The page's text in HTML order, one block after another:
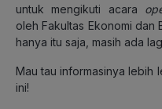
untuk mengikuti acara
oleh Fakultas Ekonomi dan
hanya itu saja, masih ada
Mau tau informasinya lebih
ini!